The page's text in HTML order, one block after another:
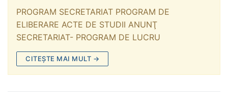
PROGRAM SECRETARIAT PROGRAM DE
ELIBERARE ACTE DE STUDII ANUNŢ
SECRETARIAT- PROGRAM DE LUCRU
CITEȘTE MAI MULT →